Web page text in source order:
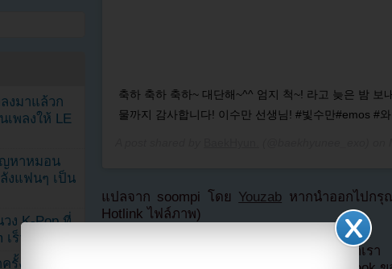
축하 축하 축하~ 대단해~^^ 엄지 척~! 라고 늦은 밤 보
물까지 감사합니다! 이수만 선생님! #빛수만#emos #와
แปลจาก soompi โดย Youzab หากนำออกไปก
Hotlink ไฟล์ภาพ)
หากไม่ต้องการพลาดข่าวสารอย่างรวดเร็วจากเ
งมาแล้วก
เพลงให้ LE
ญหาหมอน
งแฟนๆ เป็น
ง K-Pop ที่
ร็วที่สุด
รั้งในวัน